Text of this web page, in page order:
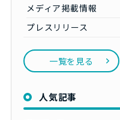
メディア掲載情報
プレスリリース
一覧を見る
人気記事